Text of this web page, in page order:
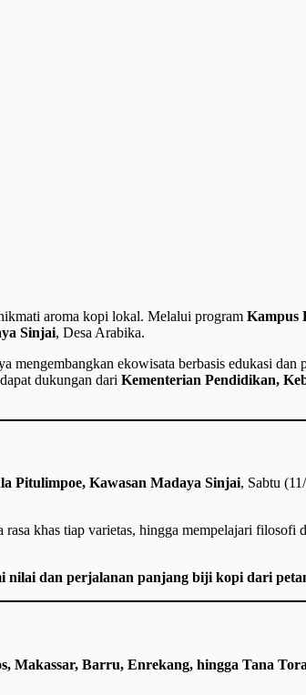
aroma kopi lokal. Melalui program Kampus
Sinjai, Desa Arabika.
mengembangkan ekowisata berbasis edukasi
dukungan dari Kementerian Pendidikan,
Pitulimpoe, Kawasan Madaya Sinjai, Sabtu
khas tiap varietas, hingga mempelajari
nilai dan perjalanan panjang biji kopi dari
Makassar, Barru, Enrekang, hingga Tana